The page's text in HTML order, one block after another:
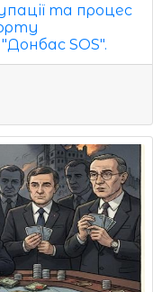
та процес
SOS".